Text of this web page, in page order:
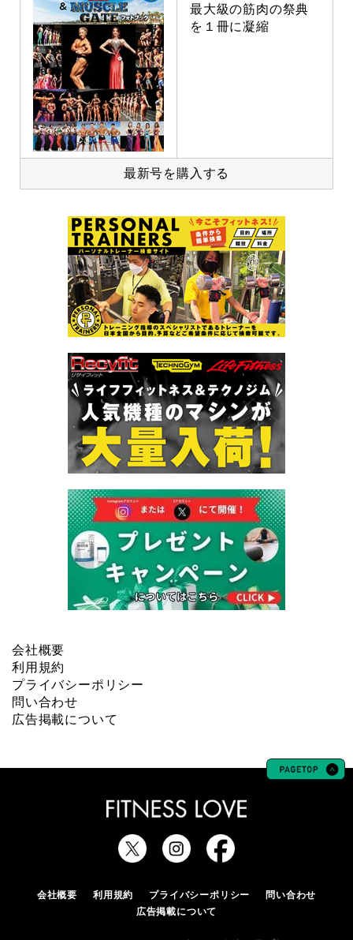
最大級の筋肉の祭典
を１冊に凝縮
最新号を購入する
会社概要
利用規約
プライバシーポリシー
問い合わせ
広告掲載について
会社概要 利用規約 プライバシーポリシー
問い合わせ
広告掲載について